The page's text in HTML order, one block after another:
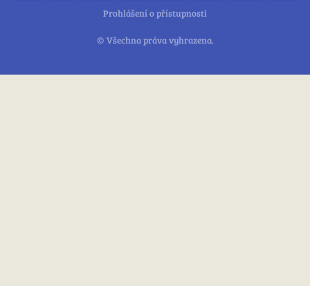
Prohlášení o přístupnosti
© Všechna práva vyhrazena.